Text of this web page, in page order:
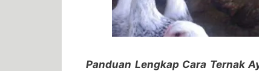
Panduan Lengkap Cara Ternak